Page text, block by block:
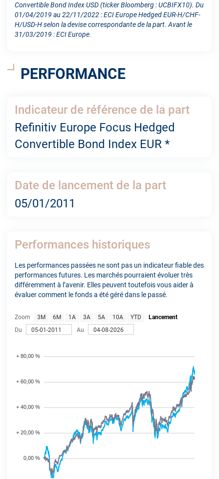
Convertible Bond Index USD (ticker Bloomberg : UCBIFX10). Du
01/04/2019 au 22/11/2022 : ECI Europe Hedged EUR-H/CHF-
H/USD-H selon la devise correspondante de la part. Avant le
31/03/2019 : ECI Europe.
PERFORMANCE
Indicateur de référence de la part
Refinitiv Europe Focus Hedged
Convertible Bond Index EUR *
Date de lancement de la part
05/01/2011
Performances historiques
Les performances passées ne sont pas un indicateur fiable des
performances futures. Les marchés pourraient évoluer très
différemment à l’avenir. Elles peuvent toutefois vous aider à
évaluer comment le fonds a été géré dans le passé.
Zoom 3M 6M 1A 3A 5A 10A YTD
Lancement
Du
Au